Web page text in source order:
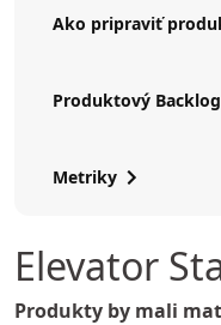
Ako pripraviť
Produktový Backlog
Metriky
Elevator
Produkty by mali